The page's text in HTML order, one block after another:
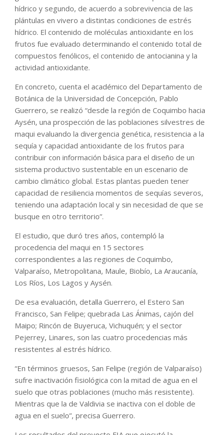
hídrico y segundo, de acuerdo a sobrevivencia de las
plántulas en vivero a distintas condiciones de estrés
hídrico. El contenido de moléculas antioxidante en los
frutos fue evaluado determinando el contenido total de
compuestos fenólicos, el contenido de antocianina y la
actividad antioxidante.
En concreto, cuenta el académico del Departamento de
Botánica de la Universidad de Concepción, Pablo
Guerrero, se realizó “desde la región de Coquimbo hacia
Aysén, una prospección de las poblaciones silvestres de
maqui evaluando la divergencia genética, resistencia a la
sequía y capacidad antioxidante de los frutos para
contribuir con información básica para el diseño de un
sistema productivo sustentable en un escenario de
cambio climático global. Estas plantas pueden tener
capacidad de resiliencia momentos de sequías severos,
teniendo una adaptación local y sin necesidad de que se
busque en otro territorio”.
El estudio, que duró tres años, contempló la
procedencia del maqui en 15 sectores
correspondientes a las regiones de Coquimbo,
Valparaíso, Metropolitana, Maule, Biobío, La Araucanía,
Los Ríos, Los Lagos y Aysén.
De esa evaluación, detalla Guerrero, el Estero San
Francisco, San Felipe; quebrada Las Ánimas, cajón del
Maipo; Rincón de Buyeruca, Vichuquén; y el sector
Pejerrey, Linares, son las cuatro procedencias más
resistentes al estrés hídrico.
“En términos gruesos, San Felipe (región de Valparaíso)
sufre inactivación fisiológica con la mitad de agua en el
suelo que otras poblaciones (mucho más resistente).
Mientras que la de Valdivia se inactiva con el doble de
agua en el suelo”, precisa Guerrero.